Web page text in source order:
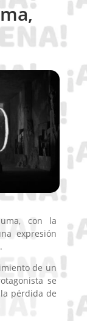
con la
expresión
de un
se
pérdida de